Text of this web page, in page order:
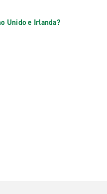
Unido e Irlanda?